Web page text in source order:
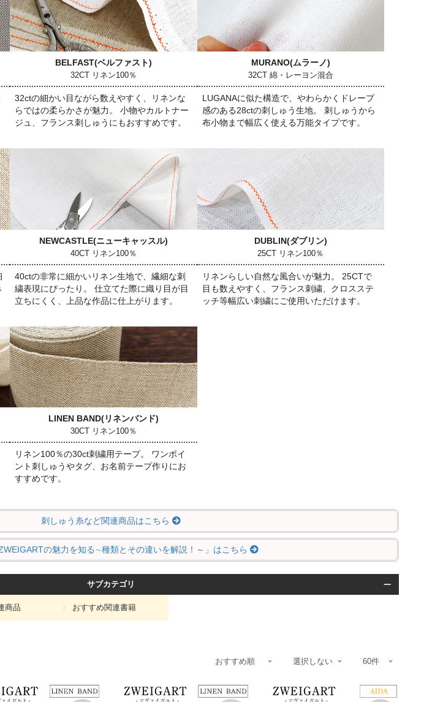
BELFAST(ベルファスト)
32CT リネン100％
32ctの細かい目ながら数えやすく、リネンな
らではの柔らかさが魅力。 小物やカルトナー
ジュ、フランス刺しゅうにもおすすめです。
MURANO(ムラーノ)
32CT 綿・レーヨン混合
LUGANAに似た構造で、やわらかくドレープ
感のある28ctの刺しゅう生地。 刺しゅうから
布小物まで幅広く使える万能タイプです。
NEWCASTLE(ニューキャッスル)
40CT リネン100％
40ctの非常に細かいリネン生地で、繊細な刺
繍表現にぴったり。 仕立てた際に織り目が目
立ちにくく、上品な作品に仕上がります。
DUBLIN(ダブリン)
25CT リネン100％
リネンらしい自然な風合いが魅力。 25CTで
目も数えやすく、フランス刺繍、クロスステ
ッチ等幅広い刺繍にご使用いただけます。
LINEN BAND(リネンバンド)
30CT リネン100％
リネン100％の30ct刺繍用テープ。 ワンポイ
ント刺しゅうやタグ、お名前テープ作りにお
すすめです。
刺しゅう糸など関連商品はこちら
の魅力を知る∼種類とその違いを解説！～」はこちら
サブカテゴリ
商品 おすすめ関連書籍